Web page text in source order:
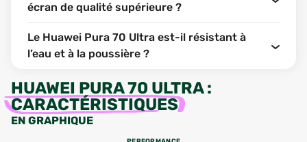
écran de qualité supérieure ?
Le Huawei Pura 70 Ultra est-il résistant à
l’eau et à la poussière ?
HUAWEI PURA 70 ULTRA:
CARACTÉRISTIQUES
EN GRAPHIQUE